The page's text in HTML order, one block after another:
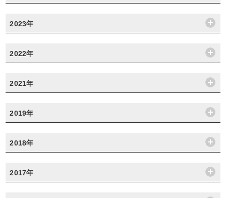
2023年
2022年
2021年
2019年
2018年
2017年